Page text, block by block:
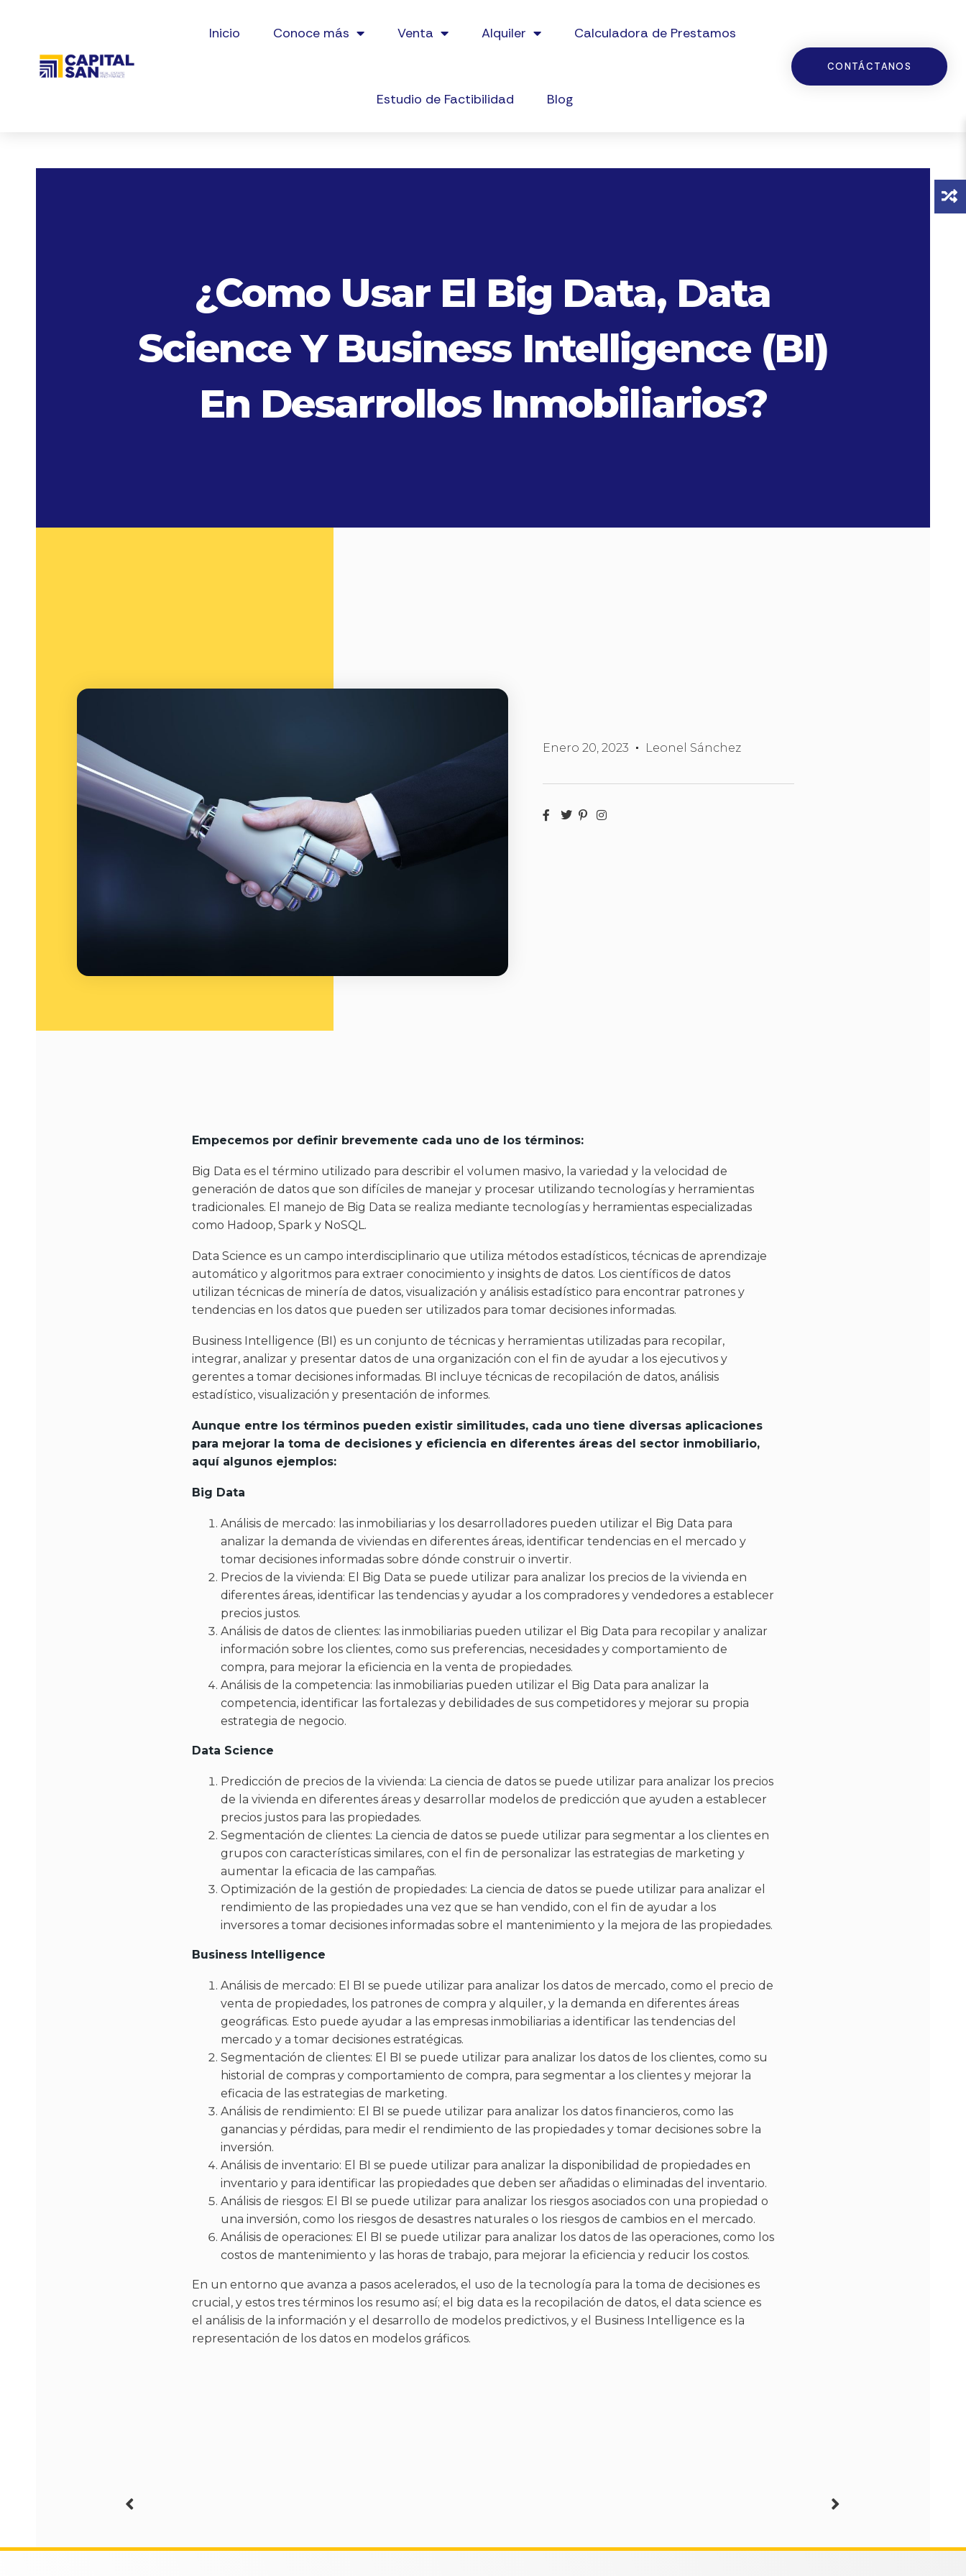
Inicio Conoce más Venta Alquiler Calculadora de Prestamos
Estudio de Factibilidad Blog
CONTÁCTANOS
¿Como Usar El Big Data, Data
Science Y Business Intelligence (BI)
En Desarrollos Inmobiliarios?
Enero 20, 2023 Leonel Sánchez
Empecemos por definir brevemente cada uno de los términos:
Big Data es el término utilizado para describir el volumen masivo, la variedad y la velocidad de
generación de datos que son difíciles de manejar y procesar utilizando tecnologías y herramientas
tradicionales. El manejo de Big Data se realiza mediante tecnologías y herramientas especializadas
como Hadoop, Spark y NoSQL.
Data Science es un campo interdisciplinario que utiliza métodos estadísticos, técnicas de aprendizaje
automático y algoritmos para extraer conocimiento y insights de datos. Los científicos de datos
utilizan técnicas de minería de datos, visualización y análisis estadístico para encontrar patrones y
tendencias en los datos que pueden ser utilizados para tomar decisiones informadas.
Business Intelligence (BI) es un conjunto de técnicas y herramientas utilizadas para recopilar,
integrar, analizar y presentar datos de una organización con el fin de ayudar a los ejecutivos y
gerentes a tomar decisiones informadas. BI incluye técnicas de recopilación de datos, análisis
estadístico, visualización y presentación de informes.
Aunque entre los términos pueden existir similitudes, cada uno tiene diversas aplicaciones
para mejorar la toma de decisiones y eficiencia en diferentes áreas del sector inmobiliario,
aquí algunos ejemplos:
Big Data
Análisis de mercado: las inmobiliarias y los desarrolladores pueden utilizar el Big Data para
analizar la demanda de viviendas en diferentes áreas, identificar tendencias en el mercado y
tomar decisiones informadas sobre dónde construir o invertir.
Precios de la vivienda: El Big Data se puede utilizar para analizar los precios de la vivienda en
diferentes áreas, identificar las tendencias y ayudar a los compradores y vendedores a establecer
precios justos.
Análisis de datos de clientes: las inmobiliarias pueden utilizar el Big Data para recopilar y analizar
información sobre los clientes, como sus preferencias, necesidades y comportamiento de
compra, para mejorar la eficiencia en la venta de propiedades.
Análisis de la competencia: las inmobiliarias pueden utilizar el Big Data para analizar la
competencia, identificar las fortalezas y debilidades de sus competidores y mejorar su propia
estrategia de negocio.
Data Science
Predicción de precios de la vivienda: La ciencia de datos se puede utilizar para analizar los precios
de la vivienda en diferentes áreas y desarrollar modelos de predicción que ayuden a establecer
precios justos para las propiedades.
Segmentación de clientes: La ciencia de datos se puede utilizar para segmentar a los clientes en
grupos con características similares, con el fin de personalizar las estrategias de marketing y
aumentar la eficacia de las campañas.
Optimización de la gestión de propiedades: La ciencia de datos se puede utilizar para analizar el
rendimiento de las propiedades una vez que se han vendido, con el fin de ayudar a los
inversores a tomar decisiones informadas sobre el mantenimiento y la mejora de las propiedades.
Business Intelligence
Análisis de mercado: El BI se puede utilizar para analizar los datos de mercado, como el precio de
venta de propiedades, los patrones de compra y alquiler, y la demanda en diferentes áreas
geográficas. Esto puede ayudar a las empresas inmobiliarias a identificar las tendencias del
mercado y a tomar decisiones estratégicas.
Segmentación de clientes: El BI se puede utilizar para analizar los datos de los clientes, como su
historial de compras y comportamiento de compra, para segmentar a los clientes y mejorar la
eficacia de las estrategias de marketing.
Análisis de rendimiento: El BI se puede utilizar para analizar los datos financieros, como las
ganancias y pérdidas, para medir el rendimiento de las propiedades y tomar decisiones sobre la
inversión.
Análisis de inventario: El BI se puede utilizar para analizar la disponibilidad de propiedades en
inventario y para identificar las propiedades que deben ser añadidas o eliminadas del inventario.
Análisis de riesgos: El BI se puede utilizar para analizar los riesgos asociados con una propiedad o
una inversión, como los riesgos de desastres naturales o los riesgos de cambios en el mercado.
Análisis de operaciones: El BI se puede utilizar para analizar los datos de las operaciones, como los
costos de mantenimiento y las horas de trabajo, para mejorar la eficiencia y reducir los costos.
En un entorno que avanza a pasos acelerados, el uso de la tecnología para la toma de decisiones es
crucial, y estos tres términos los resumo así; el big data es la recopilación de datos, el data science es
el análisis de la información y el desarrollo de modelos predictivos, y el Business Intelligence es la
representación de los datos en modelos gráficos.